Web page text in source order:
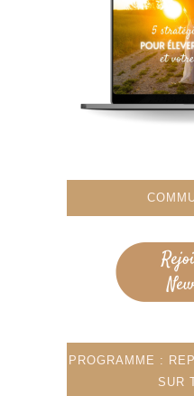
PROGRAMME :
SUR